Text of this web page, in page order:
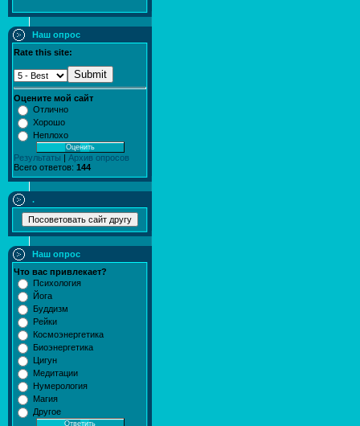
Наш опрос
Rate this site:
Submit
Оцените мой сайт
Отлично
Хорошо
Неплохо
Результаты
Архив опросов
Всего ответов: 144
.
Наш опрос
Что вас привлекает?
Психология
Йога
Буддизм
Рейки
Космоэнергетика
Биоэнергетика
Цигун
Медитации
Нумерология
Магия
Другое